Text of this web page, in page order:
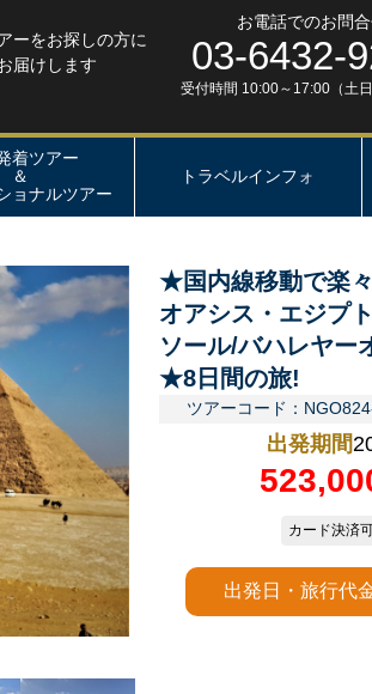
ーをお探しの方に
届けします
お電話でのお問
03-6432-
受付時間 10:00～17:00（土日
着ツアー
＆
ョナルツアー
トラベルインフォ
★国内線移動で楽
オアシス・エジプ
ソール/バハレヤー
★8日間の旅!
ツアーコード：
出発期間
カード決済
出発日・旅行代